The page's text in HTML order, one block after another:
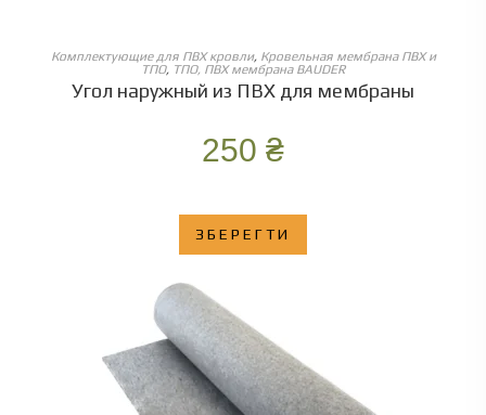
ОБЕРІТЬ ОПЦІЇ
Комплектующие для ПВХ кровли, Кровельная мембрана ПВХ и
ТПО, ТПО, ПВХ мембрана BAUDER
Угол наружный из ПВХ для мембраны
250 ₴
ЗБЕРЕГТИ